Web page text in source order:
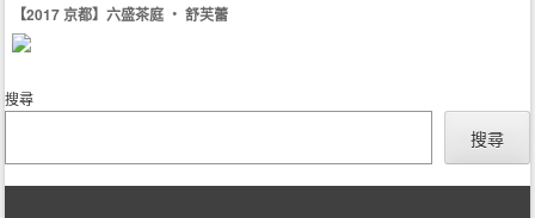
【2017 京都】六盛茶庭 ‧ 舒芙蕾
搜尋
搜尋